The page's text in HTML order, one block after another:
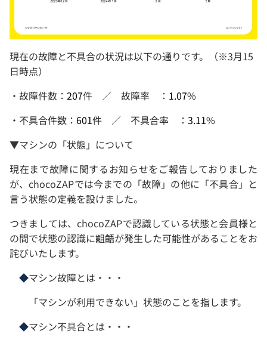
現在の故障と不具合の状況は以下の通りです。（※3月15
日時点）
・故障件数： 207件 ／ 故障率 ： 1.07%
・不具合件数： 601件 ／ 不具合率 ： 3.11%
▼マシンの「状態」について
現在まで故障に関するお知らせをご報告しておりました
が、chocoZAPでは今までの「故障」の他に「不具合」と
言う状態の定義を設けました。
つきましては、chocoZAPで認識している状態と会員様と
の間で状態の認識に齟齬が発生した可能性があることをお
詫びいたします。
◆マシン故障とは・・・
「マシンが利用できない」状態のことを指します。
◆マシン不具合とは・・・